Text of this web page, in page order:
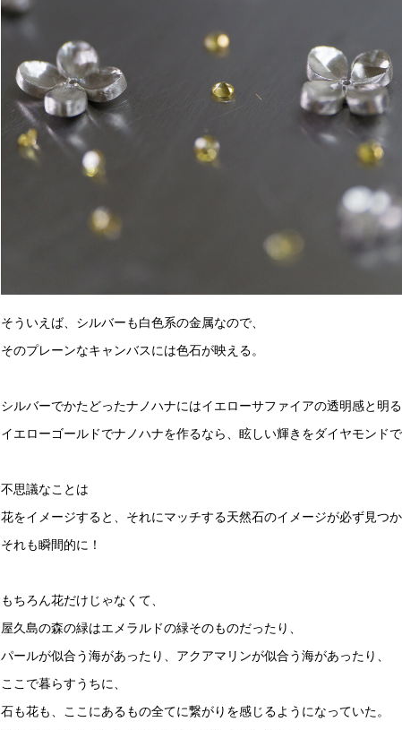
そういえば、シルバーも白色系の金属なので、
そのプレーンなキャンバスには色石が映える。
シルバーでかたどったナノハナにはイエローサファイアの透明感と明る
イエローゴールドでナノハナを作るなら、眩しい輝きをダイヤモンドで
不思議なことは
花をイメージすると、それにマッチする天然石のイメージが必ず見つか
それも瞬間的に！
もちろん花だけじゃなくて、
屋久島の森の緑はエメラルドの緑そのものだったり、
パールが似合う海があったり、アクアマリンが似合う海があったり、
ここで暮らすうちに、
石も花も、ここにあるもの全てに繋がりを感じるようになっていた。